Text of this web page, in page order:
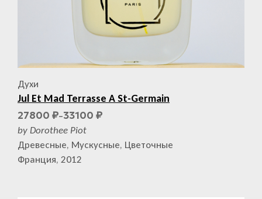
Духи
Jul Et Mad Terrasse A St-Germain
27800 ₽–33100 ₽
by Dorothee Piot
Древесные, Мускусные, Цветочные
Франция, 2012